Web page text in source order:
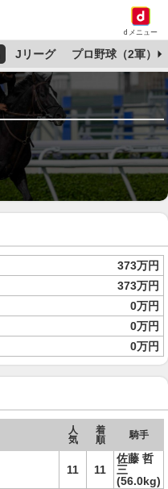
dメニュー
Jリーグ プロ野球（2軍）
373万円
373万円
0万円
0万円
0万円
人
気
着
順
騎手
11 11
佐藤 哲
三
(56.0kg)